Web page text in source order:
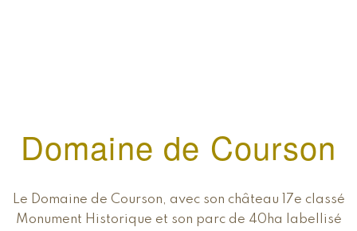
Domaine de Courson
Le Domaine de Courson, avec son château 17e classé
Monument Historique et son parc de 40ha labellisé